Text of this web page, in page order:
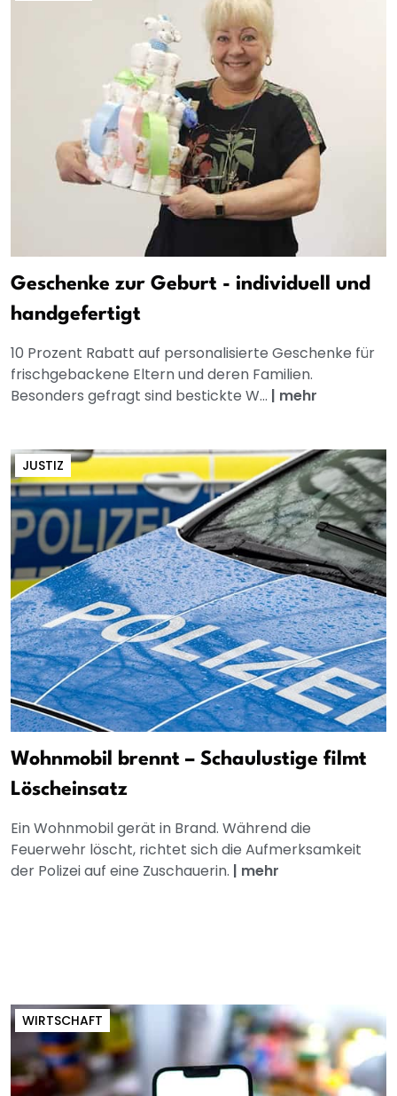
Geschenke zur Geburt - individuell und
handgefertigt
10 Prozent Rabatt auf personalisierte Geschenke für
frischgebackene Eltern und deren Familien.
Besonders gefragt sind bestickte W... | mehr
JUSTIZ
Wohnmobil brennt – Schaulustige filmt
Löscheinsatz
Ein Wohnmobil gerät in Brand. Während die
Feuerwehr löscht, richtet sich die Aufmerksamkeit
der Polizei auf eine Zuschauerin. | mehr
WIRTSCHAFT